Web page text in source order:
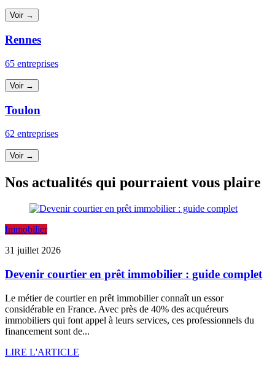
Voir →
Rennes
65 entreprises
Voir →
Toulon
62 entreprises
Voir →
Nos actualités qui pourraient vous plaire
Immobilier
31 juillet 2026
Devenir courtier en prêt immobilier : guide complet
Le métier de courtier en prêt immobilier connaît un essor
considérable en France. Avec près de 40% des acquéreurs
immobiliers qui font appel à leurs services, ces professionnels du
financement sont de...
LIRE L'ARTICLE